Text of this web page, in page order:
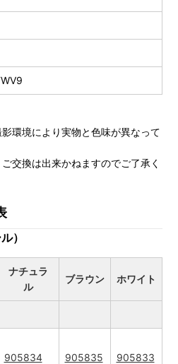
環境により実物と色味が異なって
交換は出来かねますのでご了承く
）
ナチュラ
ル
ブラウン ホワイト
905834 905835 905833